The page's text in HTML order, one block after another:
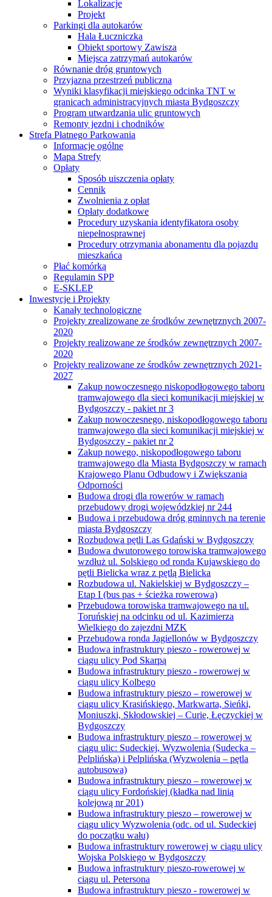
Lokalizacje
Projekt
Parkingi dla autokarów
Hala Łuczniczka
Obiekt sportowy Zawisza
Miejsca zatrzymań autokarów
Równanie dróg gruntowych
Przyjazna przestrzeń publiczna
Wyniki klasyfikacji miejskiego odcinka TNT w
granicach administracyjnych miasta Bydgoszczy
Program utwardzania ulic gruntowych
Remonty jezdni i chodników
Strefa Płatnego Parkowania
Informacje ogólne
Mapa Strefy
Opłaty
Sposób uiszczenia opłaty
Cennik
Zwolnienia z opłat
Opłaty dodatkowe
Procedury uzyskania identyfikatora osoby
niepełnosprawnej
Procedury otrzymania abonamentu dla pojazdu
mieszkańca
Płać komórką
Regulamin SPP
E-SKLEP
Inwestycje i Projekty
Kanały technologiczne
Projekty zrealizowane ze środków zewnętrznych 2007-
2020
Projekty realizowane ze środków zewnętrznych 2007-
2020
Projekty realizowane ze środków zewnętrznych 2021-
2027
Zakup nowoczesnego niskopodłogowego taboru
tramwajowego dla sieci komunikacji miejskiej w
Bydgoszczy - pakiet nr 3
Zakup nowoczesnego, niskopodłogowego taboru
tramwajowego dla sieci komunikacji miejskiej w
Bydgoszczy - pakiet nr 2
Zakup nowego, niskopodłogowego taboru
tramwajowego dla Miasta Bydgoszczy w ramach
Krajowego Planu Odbudowy i Zwiększania
Odporności
Budowa drogi dla rowerów w ramach
przebudowy drogi wojewódzkiej nr 244
Budowa i przebudowa dróg gminnych na terenie
miasta Bydgoszczy
Rozbudowa pętli Las Gdański w Bydgoszczy
Budowa dwutorowego torowiska tramwajowego
wzdłuż ul. Solskiego od ronda Kujawskiego do
pętli Bielicka wraz z pętlą Bielicka
Rozbudowa ul. Nakielskiej w Bydgoszczy –
Etap I (bus pas + ścieżka rowerowa)
Przebudowa torowiska tramwajowego na ul.
Toruńskiej na odcinku od ul. Kazimierza
Wielkiego do zajezdni MZK
Przebudowa ronda Jagiellonów w Bydgoszczy
Budowa infrastruktury pieszo - rowerowej w
ciągu ulicy Pod Skarpą
Budowa infrastruktury pieszo - rowerowej w
ciągu ulicy Kolbego
Budowa infrastruktury pieszo – rowerowej w
ciągu ulicy Krasińskiego, Markwarta, Sieńki,
Moniuszki, Skłodowskiej – Curie, Łęczyckiej w
Bydgoszczy
Budowa infrastruktury pieszo – rowerowej w
ciągu ulic: Sudeckiej, Wyzwolenia (Sudecka –
Pelplińska) i Pelplińska (Wyzwolenia – pętla
autobusowa)
Budowa infrastruktury pieszo – rowerowej w
ciągu ulicy Fordońskiej (kładka nad linią
kolejową nr 201)
Budowa infrastruktury pieszo – rowerowej w
ciągu ulicy Wyzwolenia (odc. od ul. Sudeckiej
do początku wału)
Budowa infrastruktury rowerowej w ciągu ulicy
Wojska Polskiego w Bydgoszczy
Budowa infrastruktury pieszo-rowerowej w
ciągu ul. Petersona
Budowa infrastruktury pieszo - rowerowej w